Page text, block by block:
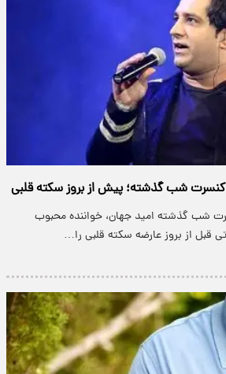
کنسرت شب گذشته؛ پیش از بروز سکته قلبی
شب گذشته امید جهان، خواننده محبوب
قبل از بروز عارضه سکته قلبی را…